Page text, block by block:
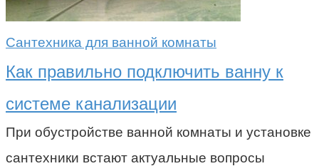
Сантехника для ванной комнаты
Как правильно подключить ванну к
системе канализации
При обустройстве ванной комнаты и установке
сантехники встают актуальные вопросы